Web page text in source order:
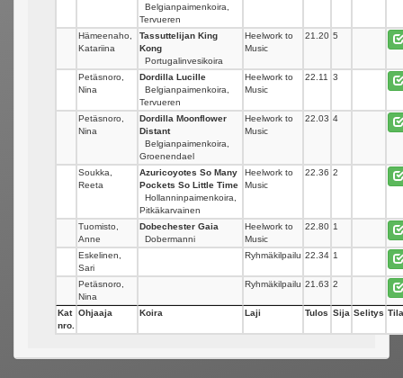
Belgianpaimenkoira,
Tervueren
Hämeenaho,
Katariina
Tassuttelijan King
Kong
Portugalinvesikoira
Heelwork to
Music
21.20 5
Petäsnoro,
Nina
Dordilla Lucille
Belgianpaimenkoira,
Tervueren
Heelwork to
Music
22.11 3
Petäsnoro,
Nina
Dordilla Moonflower
Distant
Belgianpaimenkoira,
Groenendael
Heelwork to
Music
22.03 4
Soukka,
Reeta
Azuricoyotes So Many
Pockets So Little Time
Hollanninpaimenkoira,
Pitkäkarvainen
Heelwork to
Music
22.36 2
Tuomisto,
Anne
Dobechester Gaia
Dobermanni
Heelwork to
Music
22.80 1
Eskelinen,
Sari
Ryhmäkilpailu 22.34 1
Petäsnoro,
Nina
Ryhmäkilpailu 21.63 2
Kat
nro.
Ohjaaja Koira Laji Tulos Sija Selitys Tila